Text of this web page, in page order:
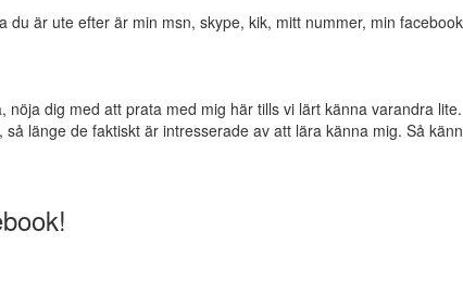
är ute efter är min msn, skype, kik, mitt nummer, min
dig med att prata med mig här tills vi lärt känna varandra lite.
länge de faktiskt är intresserade av att lära känna mig. Så